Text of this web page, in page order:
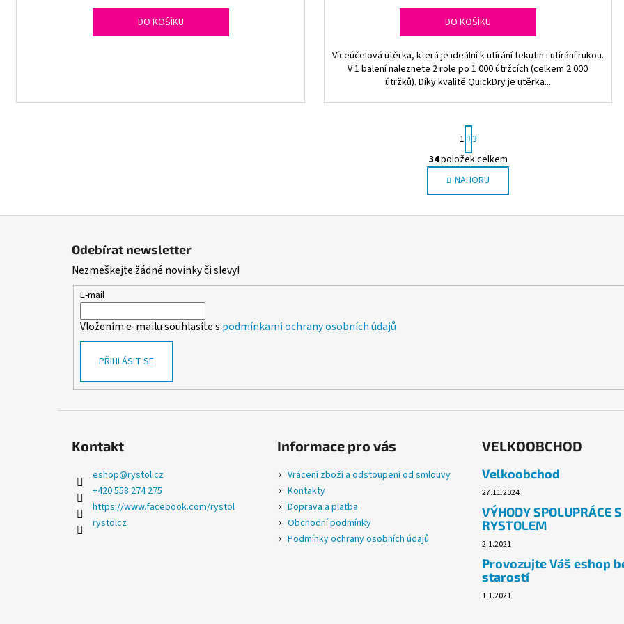
DO KOŠÍKU DO KOŠÍKU
Víceúčelová utěrka, která je ideální k utírání tekutin i utírání rukou.
V 1 balení naleznete 2 role po 1 000 útržcích (celkem 2 000
útržků). Díky kvalitě QuickDry je utěrka...
O
v
l
á
p
i
S
t
r
á
n
k
1 3
34položek celkem
NAHORU
Odebírat newsletter
Nezmeškejte žádné novinky či slevy!
E-mail
Vložením e-mailu souhlasíte s podmínkami ochrany osobních údajů
PŘIHLÁSIT SE
Kontakt
eshop@rystol.cz
+420 558 274 275
https://www.facebook.com/rystol
rystolcz
Informace pro vás
Vrácení zboží a odstoupení od smlouvy
Kontakty
Doprava a platba
Obchodní podmínky
Podmínky ochrany osobních údajů
VELKOOBCHOD
Velkoobchod
27.11.2024
VÝHODY SPOLUPRÁCE S
RYSTOLEM
2.1.2021
Provozujte Váš eshop
starostí
1.1.2021